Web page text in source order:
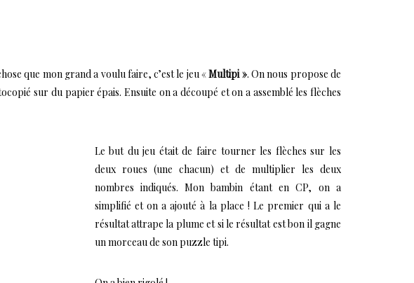
que mon grand a voulu faire, c’est le jeu «Multipi ». On nous propose de
sur du papier épais. Ensuite on a découpé et on a assemblé les flèches
Le but du jeu était de faire tourner les flèches sur les
deux roues (une chacun) et de multiplier les deux
nombres indiqués. Mon bambin étant en CP, on a
simplifié et on a ajouté à la place ! Le premier qui a le
résultat attrape la plume et si le résultat est bon il gagne
un morceau de son puzzle tipi.